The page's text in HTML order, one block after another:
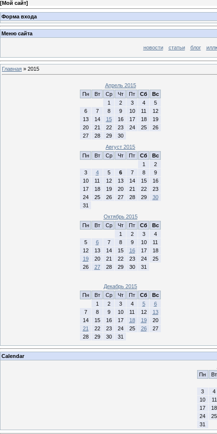
[Мой сайт]
Форма входа
Меню сайта
новости статьи блог
Главная » 2015
Апрель 2015
Пн
Вт Ср Чт Пт Сб
Вс
1
2 3 4
5
6
7 8 9 10 11
12
13
14 15 16 17 18
19
20
21 22 23 24 25
26
27
28 29
30
Август 2015
Пн
Вт Ср Чт Пт Сб
Вс
1
2
3
4 5 6 7 8
9
10
11 12 13 14 15
16
17
18 19 20 21 22
23
24
25 26 27 28 29
30
31
Октябрь 2015
Пн
Вт Ср Чт Пт Сб
Вс
1
2 3
4
5
6 7 8 9 10
11
12
13 14 15 16 17
18
19
20 21 22 23 24
25
26
27 28 29 30 31
Декабрь 2015
Пн
Вт Ср Чт Пт Сб
Вс
1
2 3 4 5
6
7
8 9 10 11 12
13
14
15 16 17 18 19
20
21
22 23 24 25 26
27
28
29 30 31
Calendar
Пн
Вт
3
4
10
11
17
18
24
25
31